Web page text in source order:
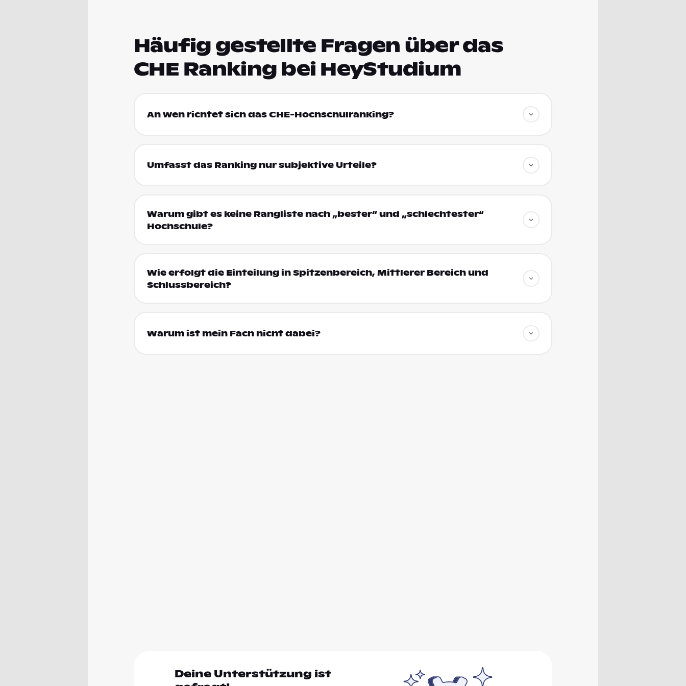
Häufig gestellte Fragen über das
CHE Ranking bei HeyStudium
An wen richtet sich das CHE-Hochschulranking?
Umfasst das Ranking nur subjektive Urteile?
Warum gibt es keine Rangliste nach „bester“ und „schlechtester“
Hochschule?
Wie erfolgt die Einteilung in Spitzenbereich, Mittlerer Bereich und
Schlussbereich?
Warum ist mein Fach nicht dabei?
Deine Unterstützung ist